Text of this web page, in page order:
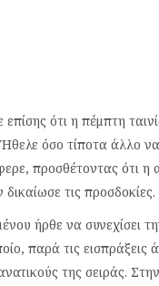
ότι η πέμπτη
όσο τίποτα άλλο να
προσθέτοντας ότι
τις προσδοκίες.
ήρθε να συνεχίσει
παρά τις
της σειράς.